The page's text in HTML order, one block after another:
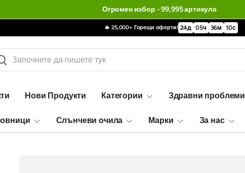
🔥 25,000+ Горещи оферти! 24д 05ч 36м 09с
Нови Продукти Категории Здравни проблеми
Слънчеви очила Марки За нас